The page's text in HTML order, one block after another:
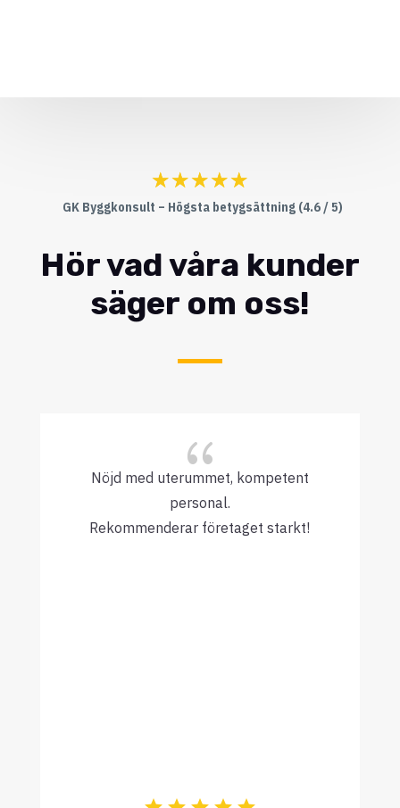
☆☆☆☆☆
GK Byggkonsult – Högsta betygsättning (4.6 / 5)
Hör vad våra kunder
säger om oss!
{
Nöjd med uterummet, kompetent
personal.
Rekommenderar företaget starkt!